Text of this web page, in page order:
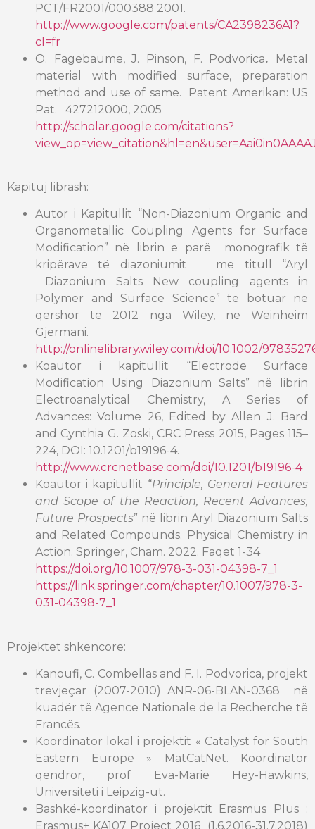
PCT/FR2001/000388 2001.
http://www.google.com/patents/CA2398236A1?
cl=fr
O. Fagebaume, J. Pinson, F. Podvorica.
Metal
material with modified surface, preparation
method and use of same. Patent Amerikan: US
Pat. 427212000, 2005
http://scholar.google.com/citations?
Kapituj librash:
Autor i Kapitullit “Non-Diazonium Organic and
Organometallic Coupling Agents for Surface
Modification” në librin e parë monografik të
kripërave të diazoniumit me titull “Aryl
Diazonium Salts New coupling agents in
Polymer and Surface Science” të botuar në
qershor të 2012 nga Wiley, në Weinheim
Gjermani.
http://onlinelibrary.wiley.com/doi/10.1002/
Koautor i kapitullit “Electrode Surface
Modification Using Diazonium Salts” në librin
Electroanalytical Chemistry, A Series of
Advances: Volume 26, Edited by Allen J. Bard
and Cynthia G. Zoski, CRC Press 2015, Pages 115–
224, DOI: 10.1201/b19196-4.
http://www.crcnetbase.com/doi/10.1201/b19196-4
Koautor i kapitullit “Principle, General Features
and Scope of the Reaction, RecentAdvances,
Future Prospects” në librin Aryl Diazonium Salts
and Related Compounds. Physical Chemistry in
Action. Springer, Cham. 2022. Faqet 1-34
https://doi.org/10.1007/978-3-031-04398-7_1
https://link.springer.com/chapter/10.1007/978-3-
031-04398-7_1
Projektet shkencore:
Kanoufi, C. Combellas and F. I. Podvorica, projekt
trevjeçar (2007-2010) ANR-06-BLAN-0368 në
kuadër të Agence Nationale de la Recherche të
Francës.
Koordinator lokal i projektit « Catalyst for South
Eastern Europe » MatCatNet. Koordinator
qendror, prof Eva-Marie Hey-Hawkins,
Universiteti i Leipzig-ut.
Bashkë-koordinator i projektit Erasmus Plus :
Erasmus+ KA107 Project 2016 (1.6.2016-31.7.2018)